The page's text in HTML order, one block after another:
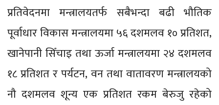
प्रतिवेदनमा मन्त्रालयतर्फ सबैभन्दा बढी भौतिक
पूर्वाधार विकास मन्त्रालयमा ५६ दशमलव १० प्रतिशत,
खानेपानी सिँचाइ तथा ऊर्जा मन्त्रालयमा २४ दशमलव
१८ प्रतिशत र पर्यटन, वन तथा वातावरण मन्त्रालयको
नौ दशमलव शून्य एक प्रतिशत रकम बेरुजु रहेको